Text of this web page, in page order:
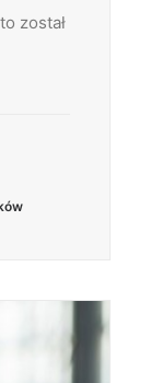
został